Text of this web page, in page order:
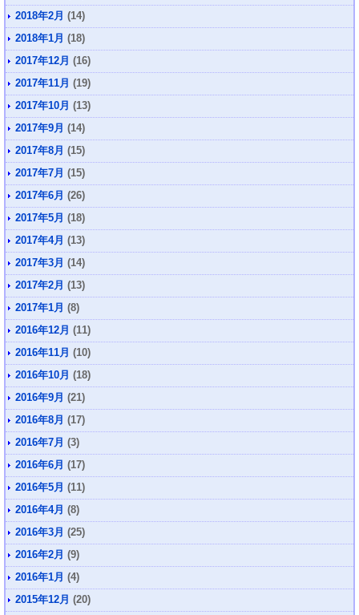
2018年2月 (14)
2018年1月 (18)
2017年12月 (16)
2017年11月 (19)
2017年10月 (13)
2017年9月 (14)
2017年8月 (15)
2017年7月 (15)
2017年6月 (26)
2017年5月 (18)
2017年4月 (13)
2017年3月 (14)
2017年2月 (13)
2017年1月 (8)
2016年12月 (11)
2016年11月 (10)
2016年10月 (18)
2016年9月 (21)
2016年8月 (17)
2016年7月 (3)
2016年6月 (17)
2016年5月 (11)
2016年4月 (8)
2016年3月 (25)
2016年2月 (9)
2016年1月 (4)
2015年12月 (20)